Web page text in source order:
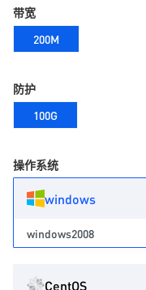
带宽
200M
防护
100G
操作系统
windows
windows2008
CentOS